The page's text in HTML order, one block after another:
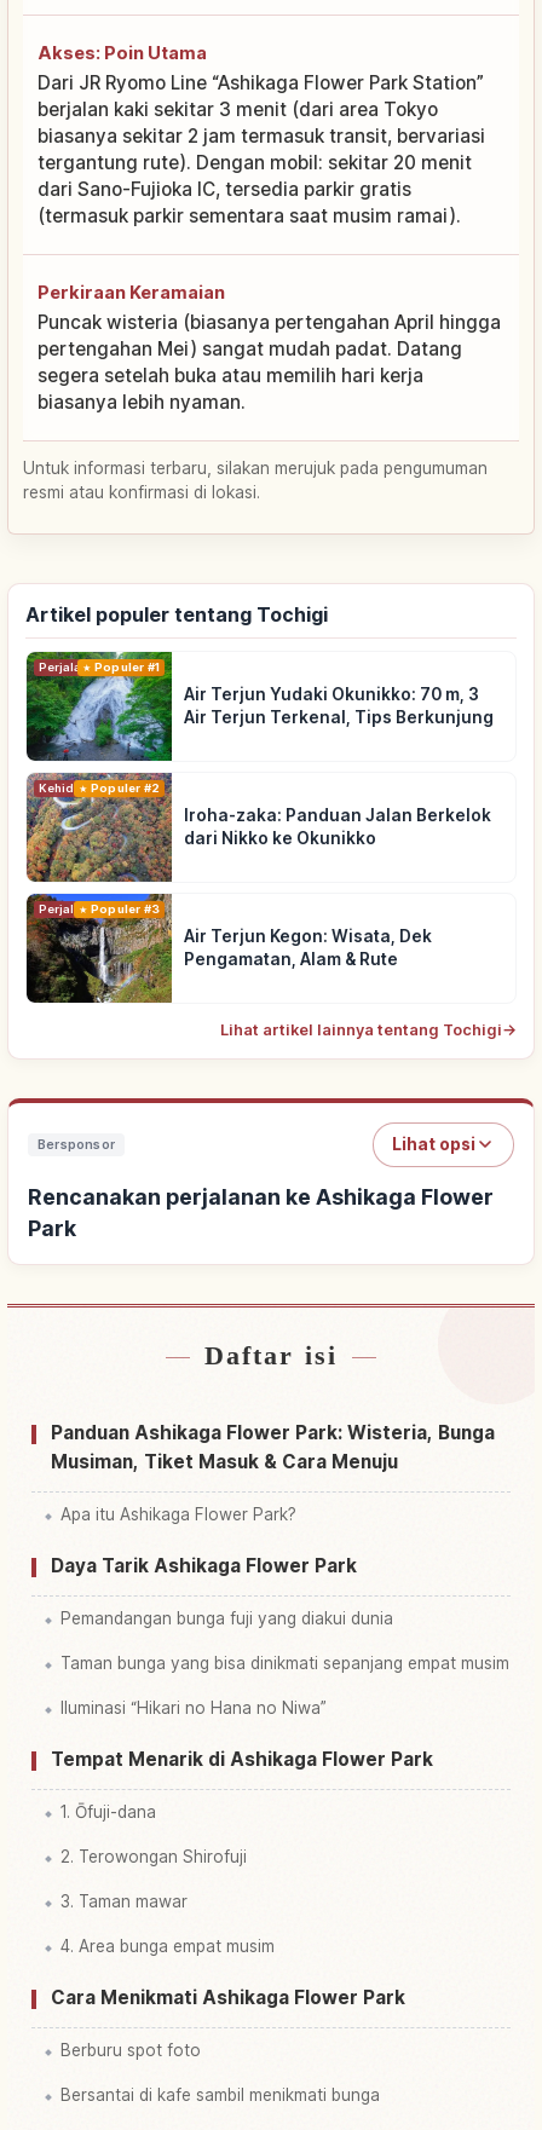
Akses: Poin Utama
Dari JR Ryomo Line “Ashikaga Flower Park Station”
berjalan kaki sekitar 3 menit (dari area Tokyo
biasanya sekitar 2 jam termasuk transit, bervariasi
tergantung rute). Dengan mobil: sekitar 20 menit
dari Sano-Fujioka IC, tersedia parkir gratis
(termasuk parkir sementara saat musim ramai).
Perkiraan Keramaian
Puncak wisteria (biasanya pertengahan April hingga
pertengahan Mei) sangat mudah padat. Datang
segera setelah buka atau memilih hari kerja
biasanya lebih nyaman.
Untuk informasi terbaru, silakan merujuk pada pengumuman
resmi atau konfirmasi di lokasi.
Artikel populer tentang Tochigi
PerjalananPopuler #1
Air Terjun Yudaki Okunikko: 70 m, 3
Air Terjun Terkenal, Tips Berkunjung
KehidupanPopuler #2
Iroha-zaka: Panduan Jalan Berkelok
dari Nikko ke Okunikko
PerjalananPopuler #3
Air Terjun Kegon: Wisata, Dek
Pengamatan, Alam & Rute
Lihat artikel lainnya tentang Tochigi→
Bersponsor Lihat opsi
Rencanakan perjalanan ke Ashikaga Flower
Park
Cari penginapan dekat Ashikaga Flower Park
Cari aktivitas di Ashikaga Flower Park ↗
Daftar isi
Panduan Ashikaga Flower Park: Wisteria, Bunga
Musiman, Tiket Masuk & Cara Menuju
Apa itu Ashikaga Flower Park?
Daya Tarik Ashikaga Flower Park
Pemandangan bunga fuji yang diakui dunia
Taman bunga yang bisa dinikmati sepanjang empat musim
Iluminasi “Hikari no Hana no Niwa”
Tempat Menarik di Ashikaga Flower Park
1. Ōfuji-dana
2. Terowongan Shirofuji
3. Taman mawar
4. Area bunga empat musim
Cara Menikmati Ashikaga Flower Park
Berburu spot foto
Bersantai di kafe sambil menikmati bunga